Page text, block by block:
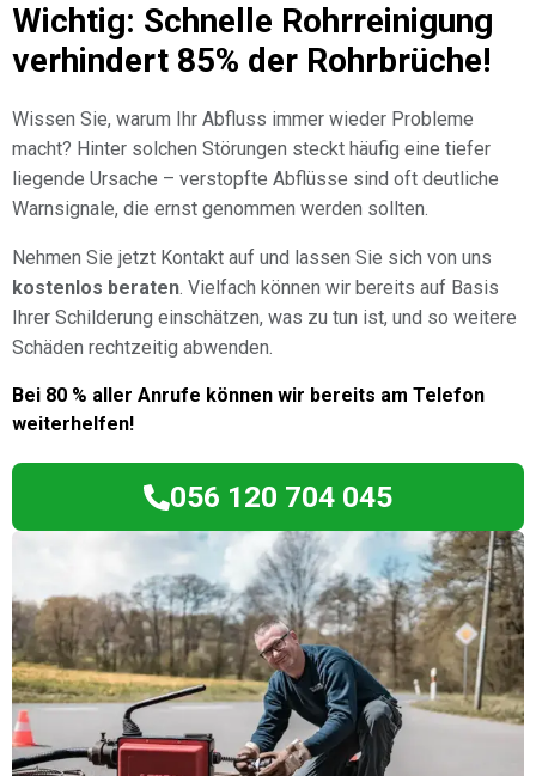
Wichtig: Schnelle Rohrreinigung
verhindert 85% der Rohrbrüche!
Wissen Sie, warum Ihr Abfluss immer wieder Probleme
macht? Hinter solchen Störungen steckt häufig eine tiefer
liegende Ursache – verstopfte Abflüsse sind oft deutliche
Warnsignale, die ernst genommen werden sollten.
Nehmen Sie jetzt Kontakt auf und lassen Sie sich von uns
kostenlos beraten. Vielfach können wir bereits auf Basis
Ihrer Schilderung einschätzen, was zu tun ist, und so weitere
Schäden rechtzeitig abwenden.
Bei 80 % aller Anrufe können wir bereits am Telefon
weiterhelfen!
056 120 704 045